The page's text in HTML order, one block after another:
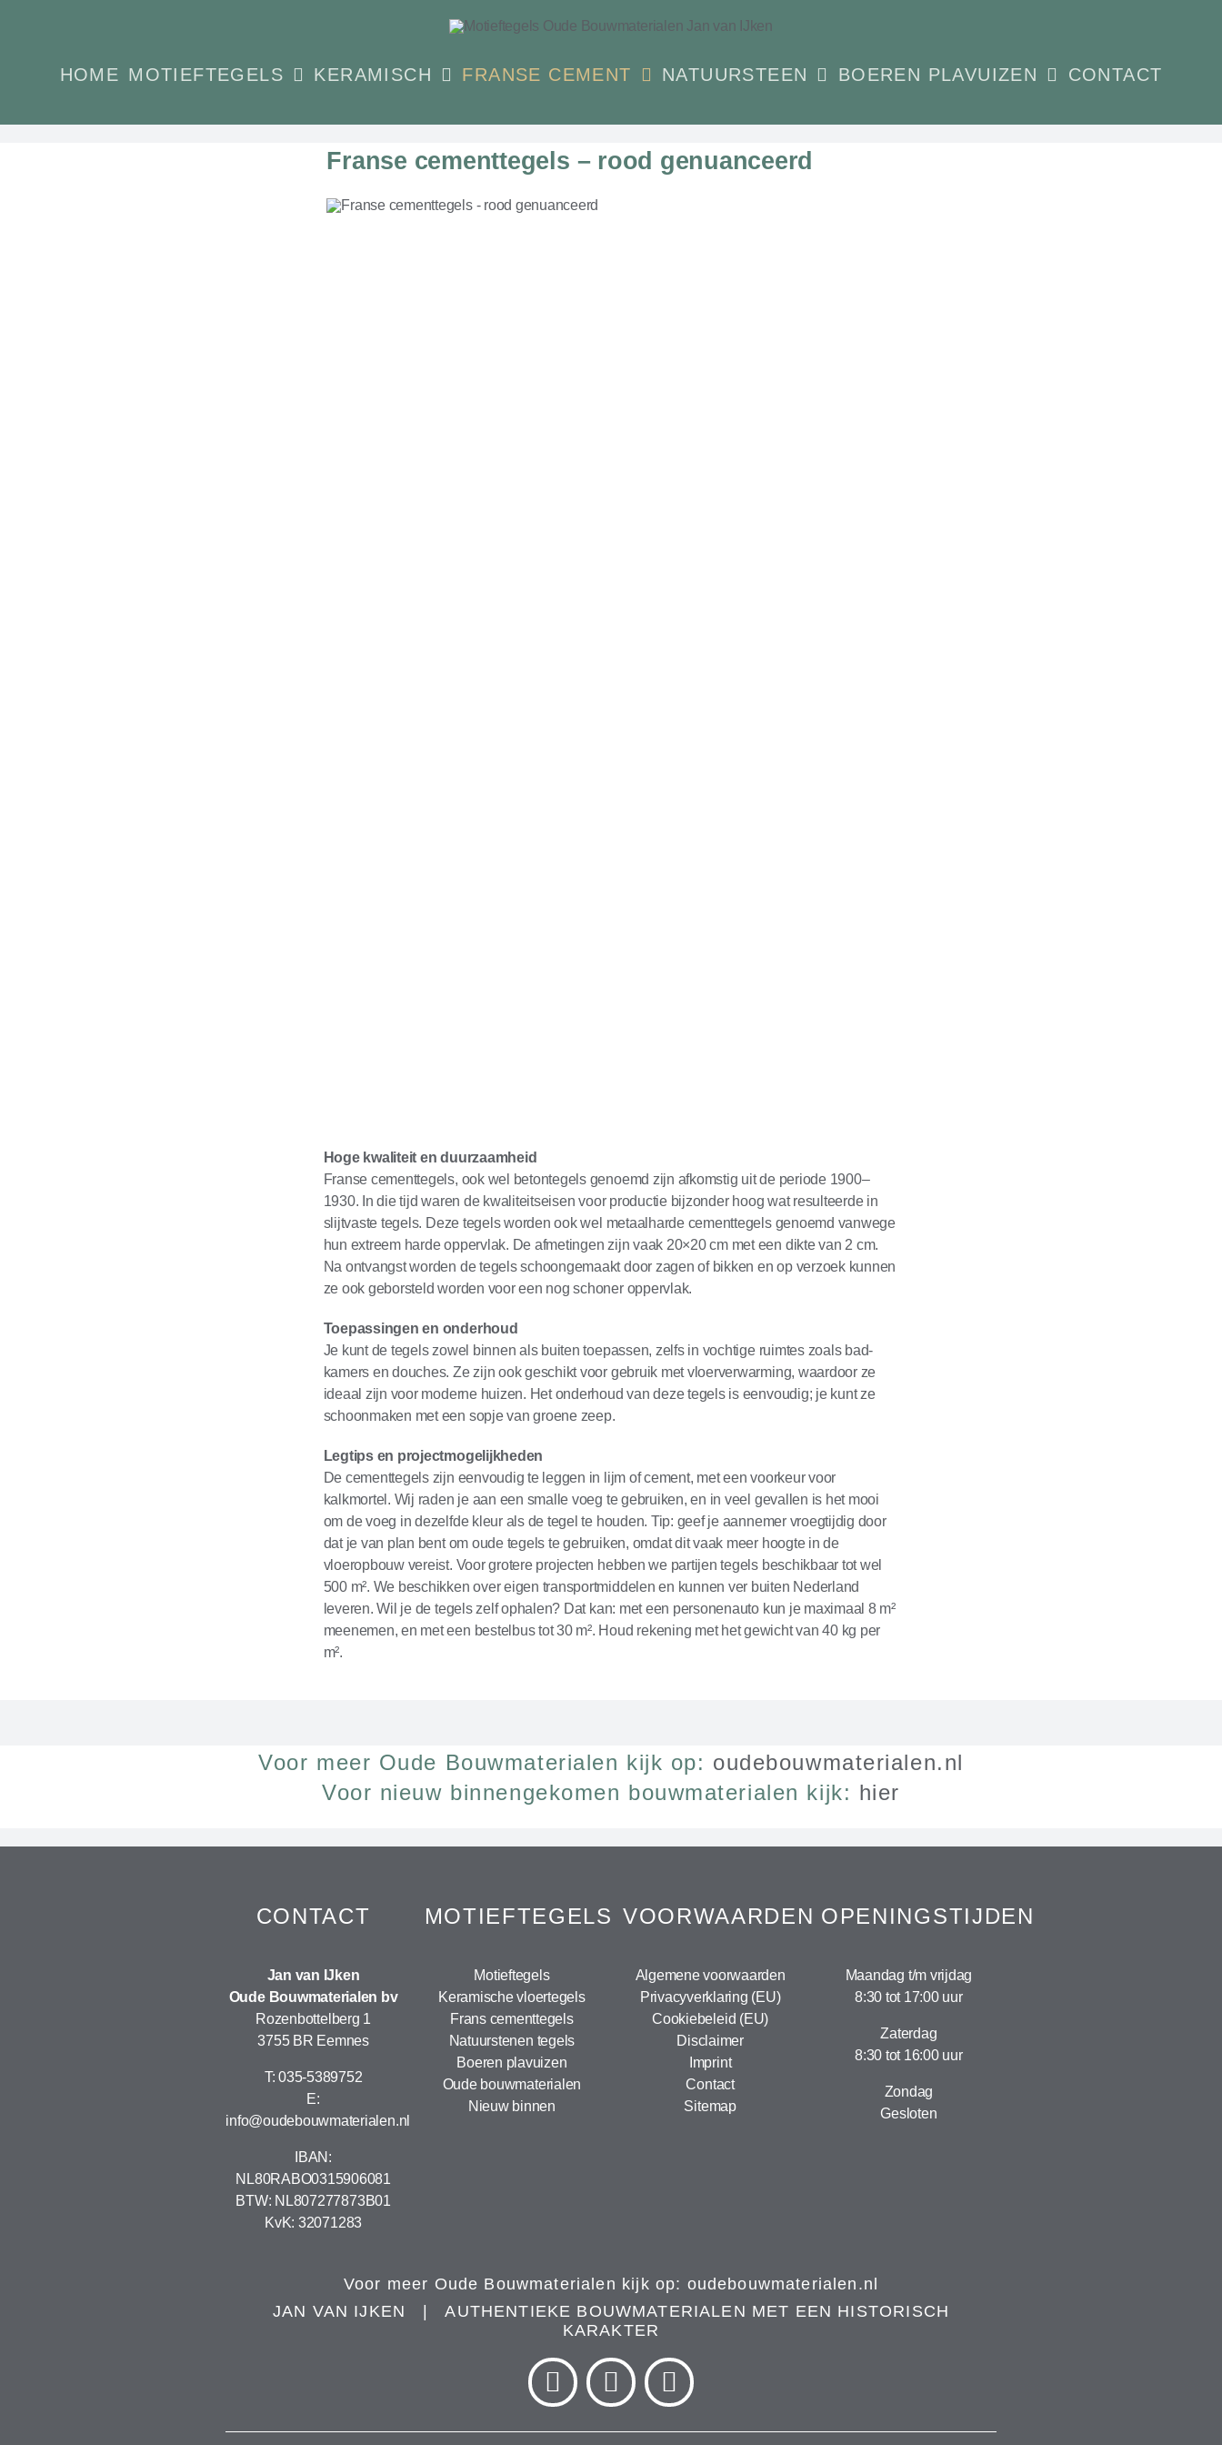
HOME MOTIEFTEGELS KERAMISCH FRANSE CEMENT NATUURSTEEN BOEREN PLAVUIZEN CONTACT
Franse cementtegels – rood genuanceerd
Hoge kwaliteit en duurzaamheid
Franse cementtegels, ook wel betontegels genoemd zijn afkomstig uit de periode 1900–
1930. In die tijd waren de kwaliteitseisen voor productie bijzonder hoog wat resulteerde in
slijtvaste tegels. Deze tegels worden ook wel metaalharde cementtegels genoemd vanwege
hun extreem harde oppervlak. De afmetingen zijn vaak 20×20 cm met een dikte van 2 cm.
Na ontvangst worden de tegels schoongemaakt door zagen of bikken en op verzoek kunnen
ze ook geborsteld worden voor een nog schoner oppervlak.
Toepassingen en onderhoud
Je kunt de tegels zowel binnen als buiten toepassen, zelfs in vochtige ruimtes zoals bad-
kamers en douches. Ze zijn ook geschikt voor gebruik met vloerverwarming, waardoor ze
ideaal zijn voor moderne huizen. Het onderhoud van deze tegels is eenvoudig; je kunt ze
schoonmaken met een sopje van groene zeep.
Legtips en projectmogelijkheden
De cementtegels zijn eenvoudig te leggen in lijm of cement, met een voorkeur voor
kalkmortel. Wij raden je aan een smalle voeg te gebruiken, en in veel gevallen is het mooi
om de voeg in dezelfde kleur als de tegel te houden. Tip: geef je aannemer vroegtijdig door
dat je van plan bent om oude tegels te gebruiken, omdat dit vaak meer hoogte in de
vloeropbouw vereist. Voor grotere projecten hebben we partijen tegels beschikbaar tot wel
500 m². We beschikken over eigen transportmiddelen en kunnen ver buiten Nederland
leveren. Wil je de tegels zelf ophalen? Dat kan: met een personenauto kun je maximaal 8 m²
meenemen, en met een bestelbus tot 30 m². Houd rekening met het gewicht van 40 kg per
m².
Voor meer Oude Bouwmaterialen kijk op: oudebouwmaterialen.nl
Voor nieuw binnengekomen bouwmaterialen kijk: hier
CONTACT
Jan van IJken
Oude Bouwmaterialen bv
Rozenbottelberg 1
3755 BR Eemnes
T: 035-5389752
E:
info@oudebouwmaterialen.nl
IBAN:
NL80RABO0315906081
BTW: NL807277873B01
KvK: 32071283
MOTIEFTEGELS
Motieftegels
Keramische vloertegels
Frans cementtegels
Natuurstenen tegels
Boeren plavuizen
Oude bouwmaterialen
Nieuw binnen
VOORWAARDEN
Algemene voorwaarden
Privacyverklaring (EU)
Cookiebeleid (EU)
Disclaimer
Imprint
Contact
Sitemap
OPENINGSTIJDEN
Maandag t/m vrijdag
8:30 tot 17:00 uur
Zaterdag
8:30 tot 16:00 uur
Zondag
Gesloten
Voor meer Oude Bouwmaterialen kijk op: oudebouwmaterialen.nl
JAN VAN IJKEN | AUTHENTIEKE BOUWMATERIALEN MET EEN HISTORISCH
KARAKTER